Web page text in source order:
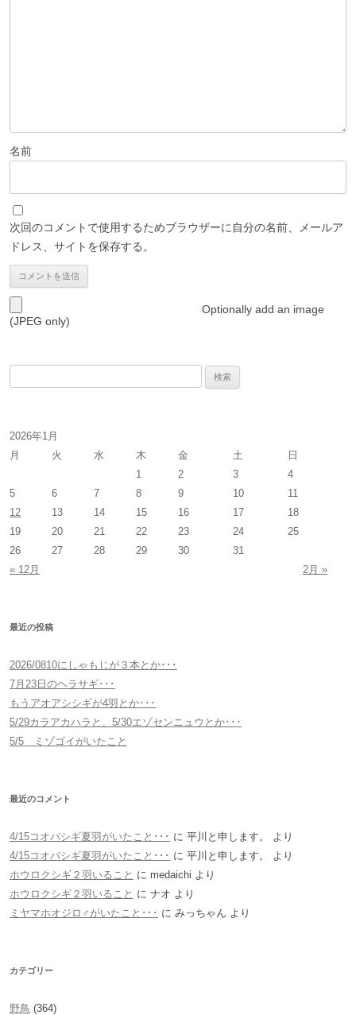
名前
次回のコメントで使用するためブラウザーに自分の名前、メールア
ドレス、サイトを保存する。
Optionally add an image
(JPEG only)
2026年1月
月
火 水 木 金 土 日
« 12月 2月 »
1 2 3
4
5
6 7 8 9 10
11
12
13 14 15 16 17
18
19
20 21 22 23 24
25
26
27 28 29 30 31
最近の投稿
2026/0810にしゃもじが３本とか･･･
7月23日のヘラサギ･･･
もうアオアシシギが4羽とか･･･
5/29カラアカハラと、5/30エゾセンニュウとか･･･
5/5 ミゾゴイがいたこと
最近のコメント
4/15コオバシギ夏羽がいたこと･･･ に 平川と申します。
より
4/15コオバシギ夏羽がいたこと･･･ に 平川と申します。
より
ホウロクシギ２羽いること に medaichi より
ホウロクシギ２羽いること に ナオ より
ミヤマホオジロ♂がいたこと･･･ に みっちゃん より
カテゴリー
野鳥 (364)